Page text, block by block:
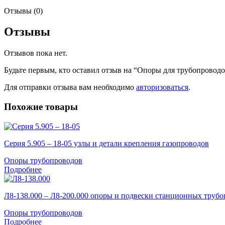
Отзывы (0)
Отзывы
Отзывов пока нет.
Будьте первым, кто оставил отзыв на “Опоры для
Для отправки отзыва вам необходимо авторизоваться.
Похожие товары
Серия 5.905 – 18-05 узлы и детали крепления газопроводов
Опоры трубопроводов
Подробнее
Л8-138.000 – Л8-200.000 опоры и подвески станционных
Опоры трубопроводов
Подробнее